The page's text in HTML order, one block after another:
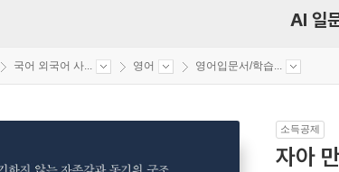
AI 일
국어 외국어 사... 영어 영어입문서/학습...
소득공제
자아